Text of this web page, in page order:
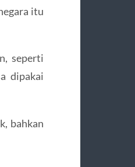
itu
seperti
dipakai
bahkan